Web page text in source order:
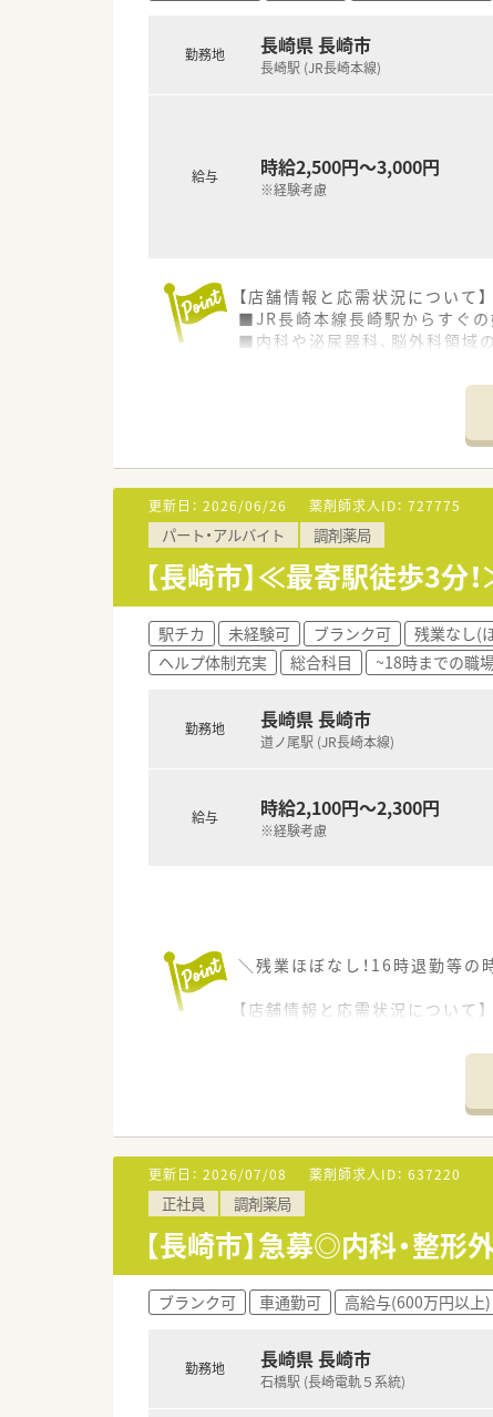
■最寄駅から徒歩1分とアクセ
■内科・消化器科・呼吸器科な
勤務地 長崎県 長崎市
長崎駅 (JR長崎本線)
給与 時給2,500円～3,000円
※経験考慮
【店舗情報と応需状況について】
■JR長崎本線長崎駅からすぐの
■内科や泌尿器科、脳外科領域
■温和な社長は現場で活躍さ
■長崎県内に3店舗の薬局を運
■今後も店舗展開を積極的に進
【勤務実態について】
■1日4時間もしくは8時間の勤
■週3日程の勤務となり、無理
■サポート体制あり！お子さん
更新日： 2026/06/26 薬剤師求人ID： 727775
パート・アルバイト 調剤薬局
【長崎市】≪最寄駅徒歩3分
駅チカ 未経験可 ブランク可 残業なし(
ヘルプ体制充実
総合科目 ~18時までの職
勤務地 長崎県 長崎市
道ノ尾駅 (JR長崎本線)
給与 時給2,100円～2,300円
※経験考慮
＼残業ほぼなし！16時退勤等の
【店舗情報と応需状況について】
■門前病院から透析やがんの処
■1日あたり120枚の処方箋を
の間に勤務できる方を積極募集
【募集背景と求める人物像につ
■パート募集です。16時まで等
■調剤や監査の役割を固定せず
■未経験の方は年齢に応じた相
【法人特徴について】
■長崎県内にて3店舗を展開し
■スタッフが安心してお休みを
■薬剤師会や病院が主催する講
【求人情報について】
■時給2,100円～2,300円での募
更新日： 2026/07/08 薬剤師求人ID： 637220
正社員 調剤薬局
【長崎市】急募◎内科・整
ブランク可 車通勤可 高給与(600万円以上)
勤務地 長崎県 長崎市
石橋駅 (長崎電軌５系統)